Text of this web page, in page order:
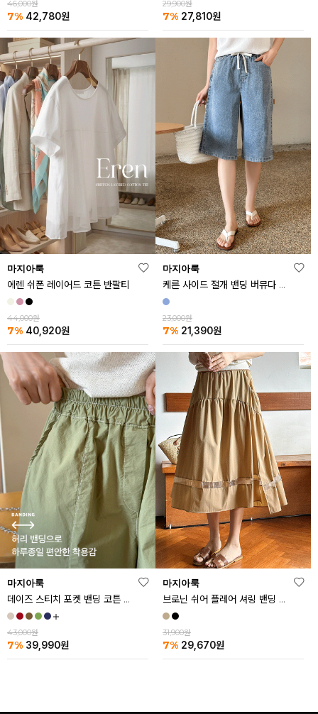
46,000원
7% 42,780원
29,900원
7% 27,810원
마지아룩
에렌 쉬폰 레이어드 코튼 반팔티
44,000원
7% 40,920원
마지아룩
케른 사이드 절개 밴딩 버뮤다 데님 반바지
23,000원
7% 21,390원
마지아룩
데이즈 스티치 포켓 밴딩 코튼 반바지
43,000원
7% 39,990원
마지아룩
브로닌 쉬어 플레어 셔링 밴딩 스커트
31,900원
7% 29,670원